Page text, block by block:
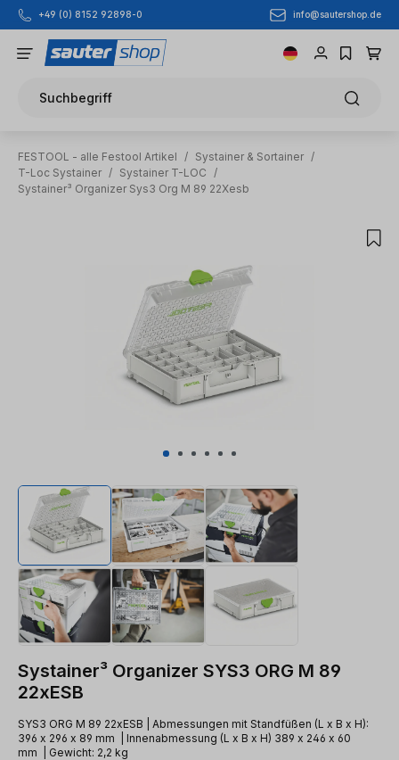
Zum Hauptinhalt springen
+49 (0) 8152 92898-0 info@sautershop.de
Suchbegriff
FESTOOL - alle Festool Artikel / Systainer & Sortainer /
T-Loc Systainer / Systainer T-LOC
/
Systainer³ Organizer Sys3 Org M 89 22Xesb
Systainer³ Organizer SYS3 ORG M 89
22xESB
SYS3 ORG M 89 22xESB | Abmessungen mit Standfüßen (L x B x H):
396 x 296 x 89 mm | Innenabmessung (L x B x H) 389 x 246 x 60
mm | Gewicht: 2,2 kg